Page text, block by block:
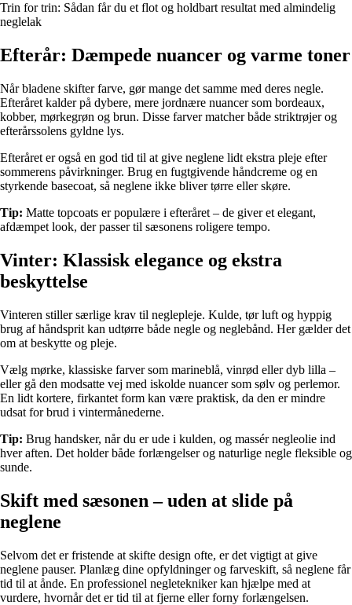
Trin for trin: Sådan får du et flot og holdbart resultat med almindelig
neglelak
Efterår: Dæmpede nuancer og varme toner
Når bladene skifter farve, gør mange det samme med deres negle.
Efteråret kalder på dybere, mere jordnære nuancer som bordeaux,
kobber, mørkegrøn og brun. Disse farver matcher både striktrøjer og
efterårssolens gyldne lys.
Efteråret er også en god tid til at give neglene lidt ekstra pleje efter
sommerens påvirkninger. Brug en fugtgivende håndcreme og en
styrkende basecoat, så neglene ikke bliver tørre eller skøre.
Tip: Matte topcoats er populære i efteråret – de giver et elegant,
afdæmpet look, der passer til sæsonens roligere tempo.
Vinter: Klassisk elegance og ekstra
beskyttelse
Vinteren stiller særlige krav til neglepleje. Kulde, tør luft og hyppig
brug af håndsprit kan udtørre både negle og neglebånd. Her gælder det
om at beskytte og pleje.
Vælg mørke, klassiske farver som marineblå, vinrød eller dyb lilla –
eller gå den modsatte vej med iskolde nuancer som sølv og perlemor.
En lidt kortere, firkantet form kan være praktisk, da den er mindre
udsat for brud i vintermånederne.
Tip: Brug handsker, når du er ude i kulden, og massér negleolie ind
hver aften. Det holder både forlængelser og naturlige negle fleksible og
sunde.
Skift med sæsonen – uden at slide på
neglene
Selvom det er fristende at skifte design ofte, er det vigtigt at give
neglene pauser. Planlæg dine opfyldninger og farveskift, så neglene får
tid til at ånde. En professionel negletekniker kan hjælpe med at
vurdere, hvornår det er tid til at fjerne eller forny forlængelsen.